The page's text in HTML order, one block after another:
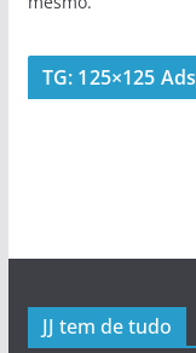
TG: 125×125 Ads
JJ tem de tudo